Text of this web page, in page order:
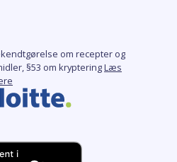
om recepter og
§53 om krypteringLæs